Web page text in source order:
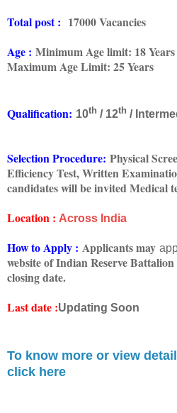
Total post : 17000 Vacancies
Age : Minimum Age limit: 18 Years
Maximum Age Limit: 25 Years
Qualification: 10th / 12th /
Selection Procedure: Physical
Efficiency Test, Written
candidates will be invited Medical
Location : Across India
How to Apply : Applicants may
website of Indian Reserve
closing date.
Last date :Updating Soon
To know more or view
click here